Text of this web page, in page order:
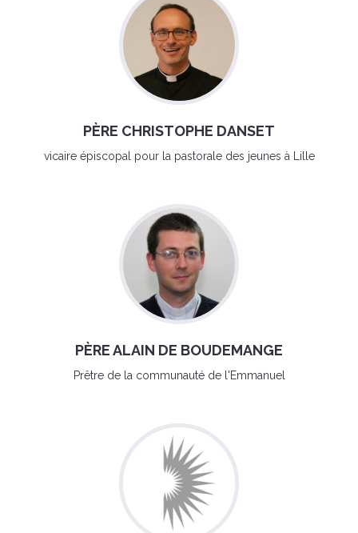
PÈRE CHRISTOPHE DANSET
vicaire épiscopal pour la pastorale des jeunes à Lille
PÈRE ALAIN DE BOUDEMANGE
Prêtre de la communauté de l'Emmanuel